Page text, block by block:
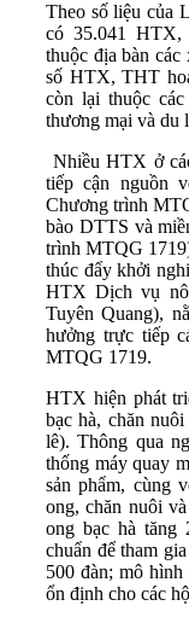
Theo số liệu của
có 35.041
thuộc địa bàn
số HTX, THT
còn lại thuộc
thương mại và du
Nhiều HTX ở
tiếp cận nguồn
Chương trình
bào DTTS và
trình MTQG
thúc đẩy khởi
HTX Dịch vụ
Tuyên Quang),
hưởng trực tiếp
MTQG 1719.
HTX hiện phát
bạc hà, chăn
lê). Thông qua
thống máy quay
sản phẩm, cùng
ong, chăn nuôi
ong bạc hà tăng
chuẩn để tham
500 đàn; mô
ổn định cho các